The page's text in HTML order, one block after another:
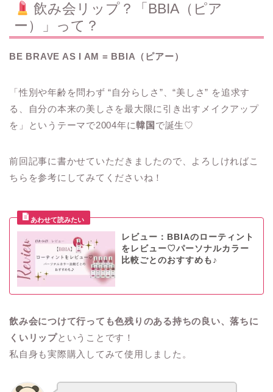
飲み会リップ？「BBIA（ピア
ー）」って？
BE BRAVE AS I AM = BBIA（ピアー）
「性別や年齢を問わず “自分らしさ”、“美しさ” を追求す
る、自分の本来の美しさを最大限に引き出すメイクアップ
を」というテーマで2004年に韓国 で誕生♡
前回記事に書かせていただきましたので、よろしければこ
ちらを参考にしてみてくださいね！
レビュー：BBIAのローティント
をレビュー♡パーソナルカラー
比較ごとのおすすめも♪
飲み会につけて行っても色残りのある持ちの良い、落ちに
くいリップということです！
私自身も実際購入してみて使用しました。